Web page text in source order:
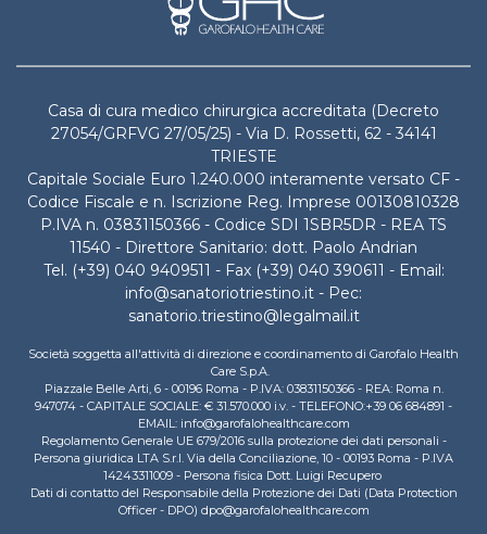
Casa di cura medico chirurgica accreditata (Decreto
27054/GRFVG 27/05/25) - Via D. Rossetti, 62 - 34141
TRIESTE
Capitale Sociale Euro 1.240.000 interamente versato CF -
Codice Fiscale e n. Iscrizione Reg. Imprese 00130810328
P.IVA n. 03831150366 - Codice SDI 1SBR5DR - REA TS
11540 - Direttore Sanitario: dott. Paolo Andrian
Tel. (+39) 040 9409511 - Fax (+39) 040 390611 - Email:
info@sanatoriotriestino.it - Pec:
sanatorio.triestino@legalmail.it
Società soggetta all'attività di direzione e coordinamento di Garofalo Health
Care S.p.A.
Piazzale Belle Arti, 6 - 00196 Roma - P.IVA: 03831150366 - REA: Roma n.
947074 - CAPITALE SOCIALE: € 31.570.000 i.v. - TELEFONO:+39 06 684891 -
EMAIL: info@garofalohealthcare.com
Regolamento Generale UE 679/2016 sulla protezione dei dati personali -
Persona giuridica LTA S.r.l. Via della Conciliazione, 10 - 00193 Roma - P.IVA
14243311009 - Persona fisica Dott. Luigi Recupero
Dati di contatto del Responsabile della Protezione dei Dati (Data Protection
Officer - DPO) dpo@garofalohealthcare.com